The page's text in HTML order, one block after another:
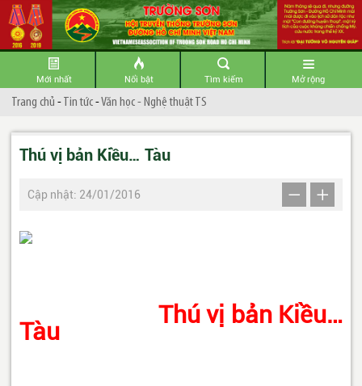
Mới nhất Nổi bật Tìm kiếm Mở rộng
Trang chủ -Tin tức-Văn học - Nghệ thuật TS
Thú vị bản Kiều… Tàu
Cập nhật: 24/01/2016
Thú vị bản Kiều…
Tàu